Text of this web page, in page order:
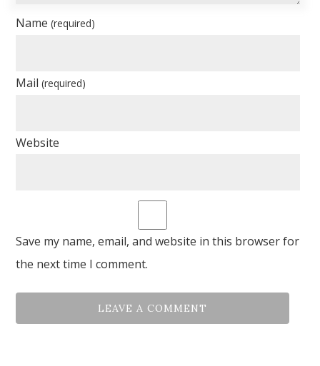
Name(required)
Mail(required)
Website
Save my name, email, and website in this browser for
the next time I comment.